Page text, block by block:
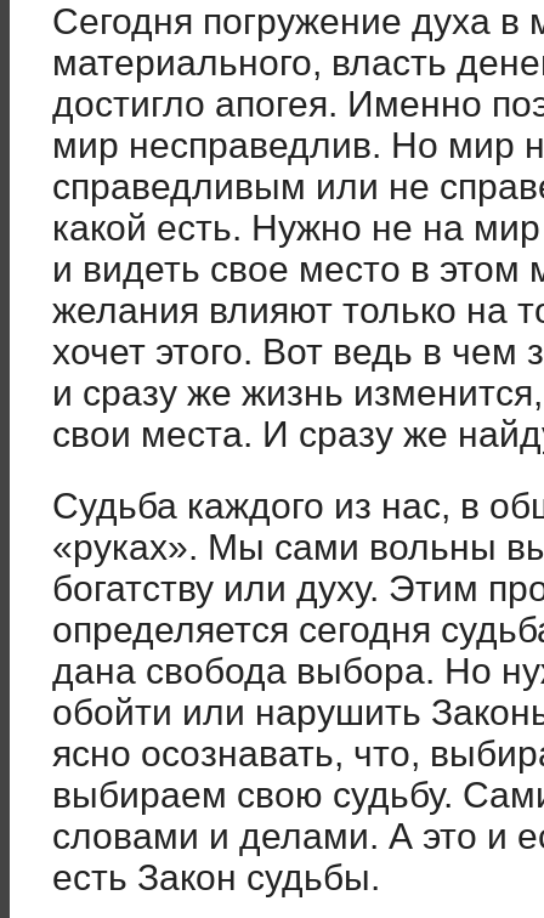
Сегодня погружение духа в
материального, власть
достигло апогея. Именно
мир несправедлив. Но мир
справедливым или не
какой есть. Нужно не на
и видеть свое место в этом
желания влияют только на
хочет этого. Вот ведь в чем
и сразу же жизнь
свои места. И сразу же
Судьба каждого из нас, в
«руках». Мы сами вольны
богатству или духу. Этим
определяется сегодня
дана свобода выбора. Но
обойти или нарушить
ясно осознавать, что,
выбираем свою судьбу.
словами и делами. А это и
есть Закон судьбы.